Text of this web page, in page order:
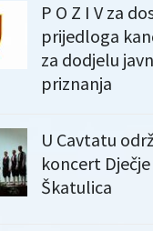
P O Z I V za
prijedloga
za dodjelu
priznanja
U Cavtatu
koncert
Škatulica